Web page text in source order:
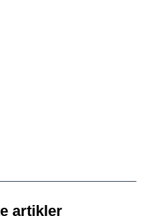
artikler